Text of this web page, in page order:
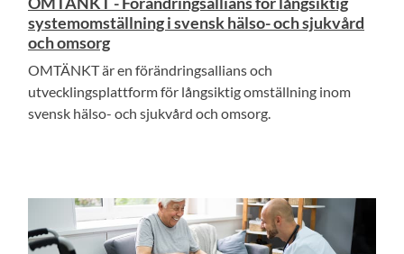
systemomställning i svensk hälso- och sjukvård
och omsorg
OMTÄNKT är en förändringsallians och
utvecklingsplattform för långsiktig omställning inom
svensk hälso- och sjukvård och omsorg.